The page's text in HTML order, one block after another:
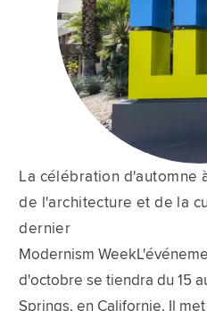
La célébration d'automne
de l'architecture et de la
dernier
Modernism
d'octobre se tiendra du 15
Springs, en Californie. Il